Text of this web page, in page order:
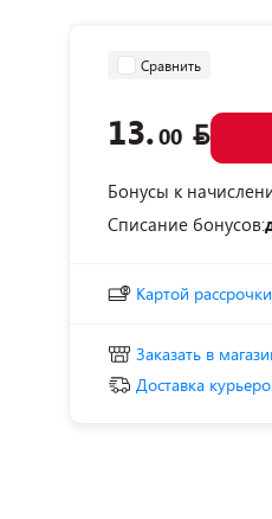
Сравнить
13.00
Бонусы к
Списание бонусов:
Картой
Заказать в
Доставка